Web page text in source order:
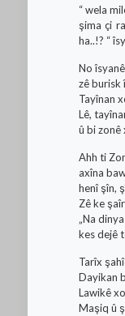
“ wela
şima çi
ha..!? “
No
zê burisk
Tayînan
Lê,
û bi zonê
Ahh ti
axîna
henî şîn,
Zê ke
„Na
kes dejê
Tarîx
Dayikan
Lawikê
Maşiq û